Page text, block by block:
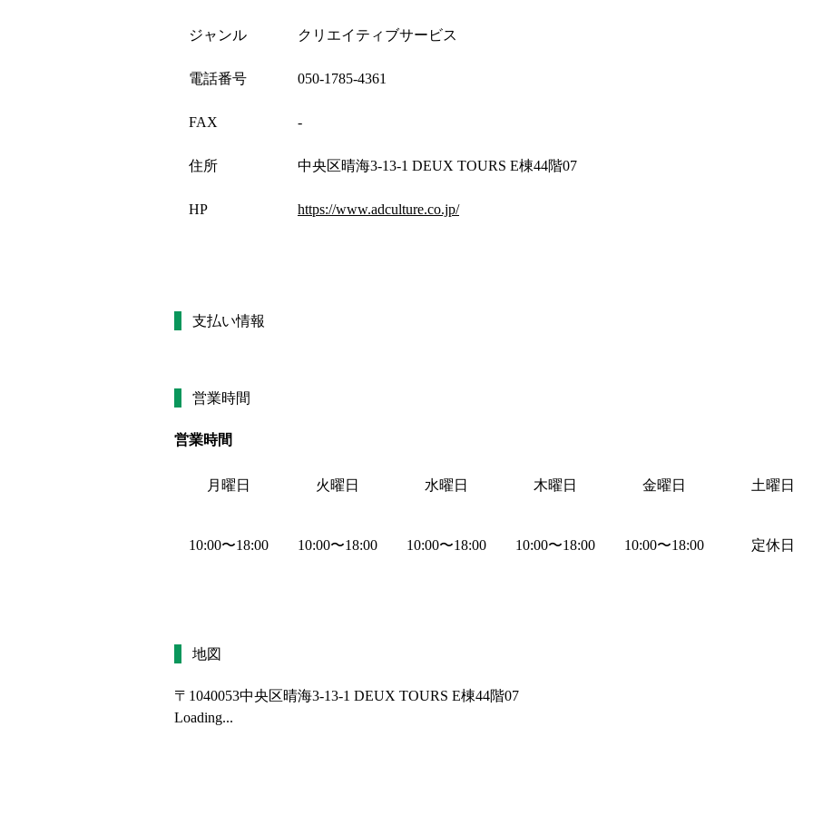
ジャンル クリエイティブサービス
電話番号 050-1785-4361
FAX -
住所 中央区晴海3-13-1 DEUX TOURS E棟44階07
HP https://www.adculture.co.jp/
支払い情報
営業時間
営業時間
月曜日 火曜日 水曜日 木曜日 金曜日 土曜日
10:00〜18:00 10:00〜18:00 10:00〜18:00 10:00〜18:00 10:00〜18:00 定休日
地図
〒1040053中央区晴海3-13-1 DEUX TOURS E棟44階07
Loading...